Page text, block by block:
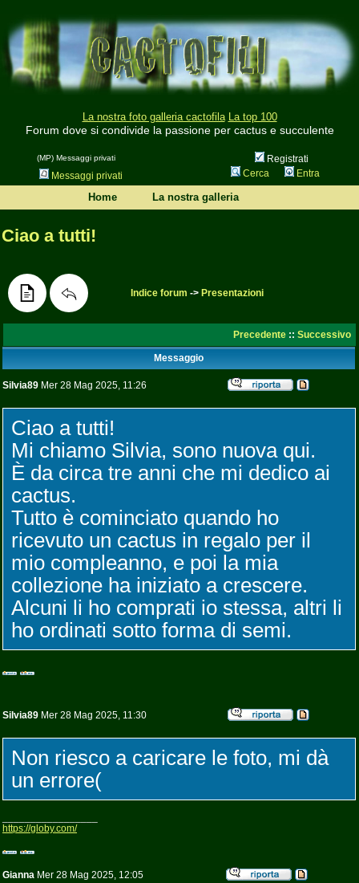
La nostra foto galleria cactofila La top 100
Forum dove si condivide la passione per cactus e succulente
(MP) Messaggi privati
Registrati
Messaggi privati
Cerca Entra
Home La nostra galleria
Ciao a tutti!
Indice forum -> Presentazioni
Precedente :: Successivo
Messaggio
Silvia89 Mer 28 Mag 2025, 11:26
Ciao a tutti!
Mi chiamo Silvia, sono nuova qui.
È da circa tre anni che mi dedico ai
cactus.
Tutto è cominciato quando ho
ricevuto un cactus in regalo per il
mio compleanno, e poi la mia
collezione ha iniziato a crescere.
Alcuni li ho comprati io stessa, altri li
ho ordinati sotto forma di semi.
Silvia89 Mer 28 Mag 2025, 11:30
Non riesco a caricare le foto, mi dà
un errore(
https://globy.com/
Gianna Mer 28 Mag 2025, 12:05